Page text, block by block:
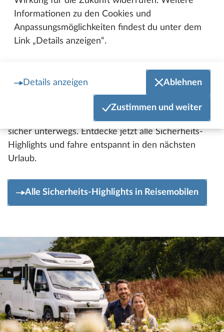
Informationen zu den Cookies und
Anpassungsmöglichkeiten findest du unter dem
Link „Details anzeigen“.
Details anzeigen Ablehnen
Zustimmen und weiter
SICHERHEIT
Sicherheit serienmäßig an Bord
ist bei Hobby in allen Wohnmobilen und
automatischem Bremssystem, Spurhalteassistent
und weiteren Sicherheitsfeatures bist du jederzeit
sicher unterwegs. Entdecke jetzt alle Sicherheits-
Highlights und fahre entspannt in den nächsten
Urlaub.
Alle Sicherheits-Highlights in Reisemobilen